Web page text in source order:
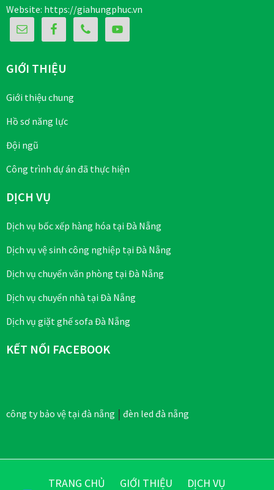
Website: https://giahungphuc.vn
GIỚI THIỆU
Giới thiệu chung
Hồ sơ năng lực
Đội ngũ
Công trình dự án đã thực hiện
DỊCH VỤ
Dịch vụ bốc xếp hàng hóa tại Đà Nẵng
Dịch vụ vệ sinh công nghiệp tại Đà Nẵng
Dịch vụ chuyển văn phòng tại Đà Nẵng
Dịch vụ chuyển nhà tại Đà Nẵng
Dịch vụ giặt ghế sofa Đà Nẵng
KẾT NỐI FACEBOOK
công ty bảo vệ tại đà nẵng | đèn led đà nẵng
TRANG CHỦ GIỚI THIỆU DỊCH VỤ